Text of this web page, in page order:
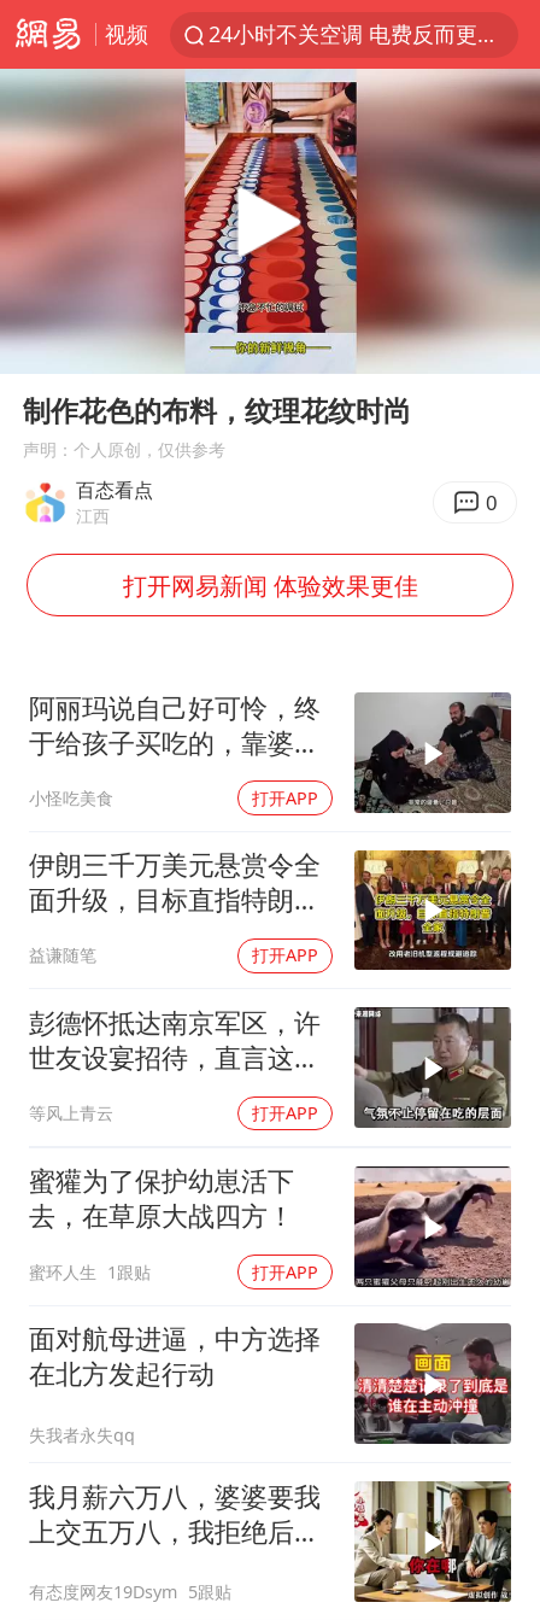
视频
24小时不关空调 电费反而更低？
店主遭女子“鬼手”换钞
美国退回1000亿美元关税
38岁山东财大教授刘海明逝世
维持强台风级！白海豚直奔华东沿海
河南试行周五下午弹性离岗
“天津之眼”摩天轮附近2人落水
41岁女子为鼓励女儿考上985研究生
李亚鹏向地铁吐血女孩捐99999元
总书记关心百姓身边这些民生大事
Play
00:00 00:25
制作花色的布料，纹理花纹时尚
声明：个人原创，仅供参考
百态看点
江西 0
打开网易新闻 体验效果更佳
阿丽玛说自己好可怜，终
于给孩子买吃的，靠婆婆
小怪吃美食 打开APP
伊朗三千万美元悬赏令全
面升级，目标直指特朗普
益谦随笔 打开APP
彭德怀抵达南京军区，许
世友设宴招待，直言这是
等风上青云 打开APP
蜜獾为了保护幼崽活下
去，在草原大战四方！
蜜环人生 1跟贴 打开APP
面对航母进逼，中方选择
在北方发起行动
失我者永失qq
我月薪六万八，婆婆要我
上交五万八，我拒绝后她
离婚
有态度网友19Dsym 5跟贴